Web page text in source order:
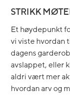
STRIKK
Et høydepunkt
vi viste hvordan
dagens
avslappet, eller
aldri vært mer
hvordan arv og